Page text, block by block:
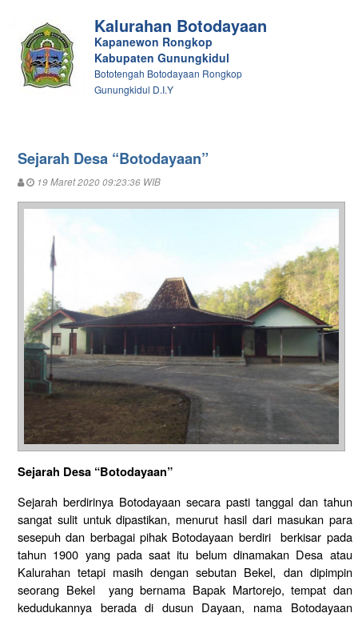
Kalurahan Botodayaan
Kapanewon Rongkop
Kabupaten Gunungkidul
Bototengah Botodayaan Rongkop
Gunungkidul D.I.Y
Sejarah Desa “Botodayaan”
19 Maret 2020 09:23:36 WIB
Sejarah Desa “Botodayaan”
Sejarah berdirinya Botodayaan secara pasti tanggal dan tahun
sangat sulit untuk dipastikan, menurut hasil dari masukan para
sesepuh dan berbagai pihak Botodayaan berdiri berkisar pada
tahun 1900 yang pada saat itu belum dinamakan Desa atau
Kalurahan tetapi masih dengan sebutan Bekel, dan dipimpin
seorang Bekel yang bernama Bapak Martorejo, tempat dan
kedudukannya berada di dusun Dayaan, nama Botodayaan